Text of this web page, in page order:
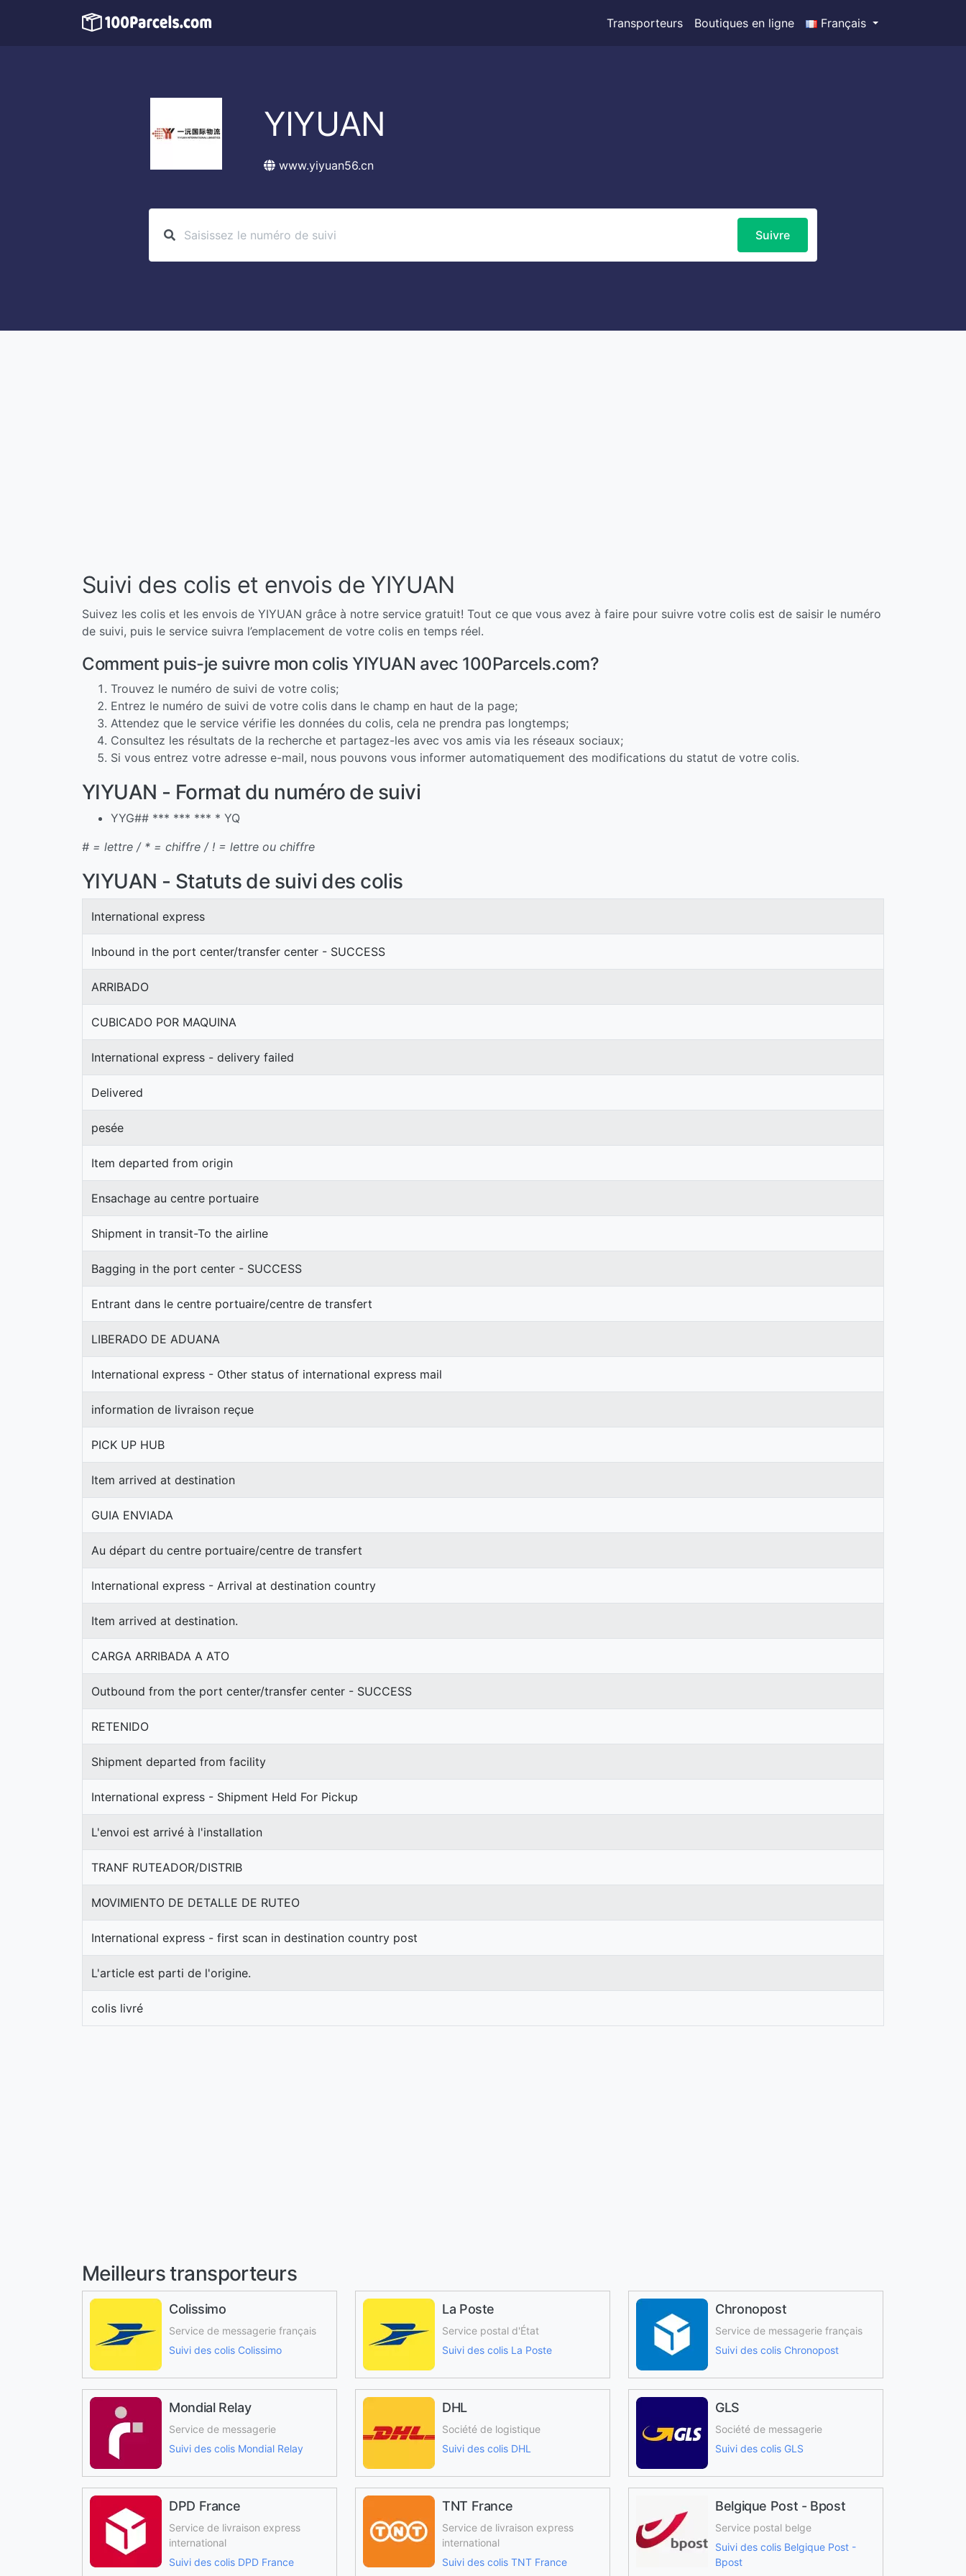
Transporteurs Boutiques en ligne Français
YIYUAN
www.yiyuan56.cn
Suivre
Suivi des colis et envois de YIYUAN
Suivez les colis et les envois de YIYUAN grâce à notre service gratuit! Tout ce que vous avez à faire pour suivre votre colis est de saisir le numéro
de suivi, puis le service suivra l’emplacement de votre colis en temps réel.
Comment puis-je suivre mon colis YIYUAN avec 100Parcels.com?
Trouvez le numéro de suivi de votre colis;
Entrez le numéro de suivi de votre colis dans le champ en haut de la page;
Attendez que le service vérifie les données du colis, cela ne prendra pas longtemps;
Consultez les résultats de la recherche et partagez-les avec vos amis via les réseaux sociaux;
Si vous entrez votre adresse e-mail, nous pouvons vous informer automatiquement des modifications du statut de votre colis.
YIYUAN - Format du numéro de suivi
YYG## *** *** *** * YQ
# = lettre / * = chiffre / ! = lettre ou chiffre
YIYUAN - Statuts de suivi des colis
International express
Inbound in the port center/transfer center - SUCCESS
ARRIBADO
CUBICADO POR MAQUINA
International express - delivery failed
Delivered
pesée
Item departed from origin
Ensachage au centre portuaire
Shipment in transit-To the airline
Bagging in the port center - SUCCESS
Entrant dans le centre portuaire/centre de transfert
LIBERADO DE ADUANA
International express - Other status of international express mail
information de livraison reçue
PICK UP HUB
Item arrived at destination
GUIA ENVIADA
Au départ du centre portuaire/centre de transfert
International express - Arrival at destination country
Item arrived at destination.
CARGA ARRIBADA A ATO
Outbound from the port center/transfer center - SUCCESS
RETENIDO
Shipment departed from facility
International express - Shipment Held For Pickup
L'envoi est arrivé à l'installation
TRANF RUTEADOR/DISTRIB
MOVIMIENTO DE DETALLE DE RUTEO
International express - first scan in destination country post
L'article est parti de l'origine.
colis livré
Meilleurs transporteurs
Colissimo
Service de messagerie français
Suivi des colis Colissimo
La Poste
Service postal d'État
Suivi des colis La Poste
Chronopost
Service de messagerie français
Suivi des colis Chronopost
Mondial Relay
Service de messagerie
Suivi des colis Mondial Relay
DHL
Société de logistique
Suivi des colis DHL
GLS
Société de messagerie
Suivi des colis GLS
DPD France
Service de livraison express
international
Suivi des colis DPD France
TNT France
Service de livraison express
international
Suivi des colis TNT France
Belgique Post - Bpost
Service postal belge
Suivi des colis Belgique Post -
Bpost